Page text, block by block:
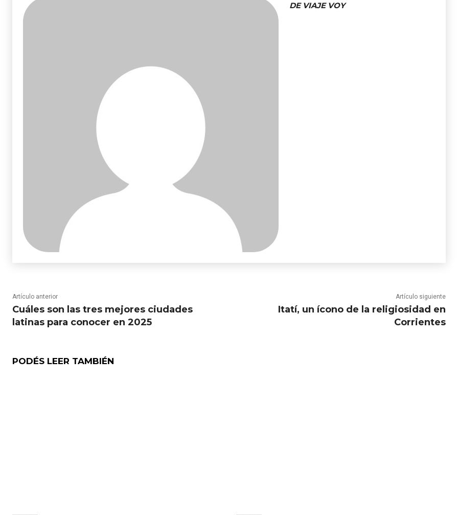
DE VIAJE VOY
Artículo anterior
Cuáles son las tres mejores ciudades
latinas para conocer en 2025
Artículo siguiente
Itatí, un ícono de la religiosidad en
Corrientes
PODÉS LEER TAMBIÉN